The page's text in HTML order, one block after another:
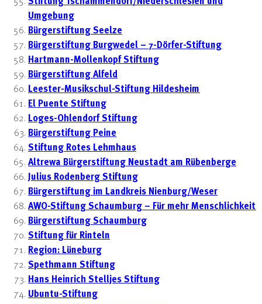
Stiftung Tschammendorf/Niederschlesien und
Umgebung
Bürgerstiftung Seelze
Bürgerstiftung Burgwedel – 7-Dörfer-Stiftung
Hartmann-Mollenkopf Stiftung
Bürgerstiftung Alfeld
Leester-Musikschul-Stiftung Hildesheim
El Puente Stiftung
Loges-Ohlendorf Stiftung
Bürgerstiftung Peine
Stiftung Rotes Lehmhaus
Altrewa Bürgerstiftung Neustadt am Rübenberge
Julius Rodenberg Stiftung
Bürgerstiftung im Landkreis Nienburg/Weser
AWO-Stiftung Schaumburg – Für mehr Menschlichkeit
Bürgerstiftung Schaumburg
Stiftung für Rinteln
Region: Lüneburg
Spethmann Stiftung
Hans Heinrich Stelljes Stiftung
Ubuntu-Stiftung